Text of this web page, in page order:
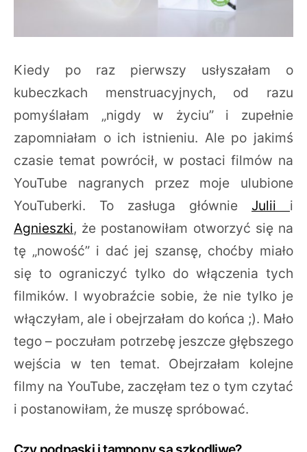
Kiedy po raz pierwszy usłyszałam o
kubeczkach menstruacyjnych, od razu
pomyślałam „nigdy w życiu” i zupełnie
zapomniałam o ich istnieniu. Ale po jakimś
czasie temat powrócił, w postaci filmów na
YouTube nagranych przez moje ulubione
YouTuberki. To zasługa głównie Julii i
Agnieszki, że postanowiłam otworzyć się na
tę „nowość” i dać jej szansę, choćby miało
się to ograniczyć tylko do włączenia tych
filmików. I wyobraźcie sobie, że nie tylko je
włączyłam, ale i obejrzałam do końca ;). Mało
tego – poczułam potrzebę jeszcze głębszego
wejścia w ten temat. Obejrzałam kolejne
filmy na YouTube, zaczęłam tez o tym czytać
i postanowiłam, że muszę spróbować.